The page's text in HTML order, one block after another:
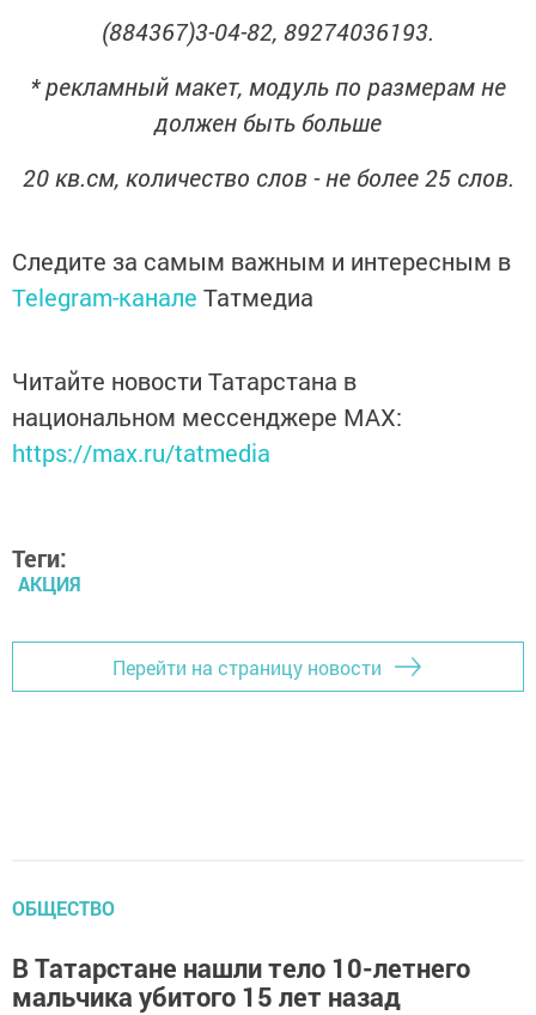
(884367)3-04-82, 89274036193.
* рекламный макет, модуль по размерам не
должен быть больше
20 кв.см, количество слов - не более 25 слов.
Следите за самым важным и интересным в
Telegram-канале Татмедиа
Читайте новости Татарстана в
национальном мессенджере MАХ:
https://max.ru/tatmedia
Теги:
АКЦИЯ
Перейти на страницу новости
ОБЩЕСТВО
В Татарстане нашли тело 10-летнего
мальчика убитого 15 лет назад